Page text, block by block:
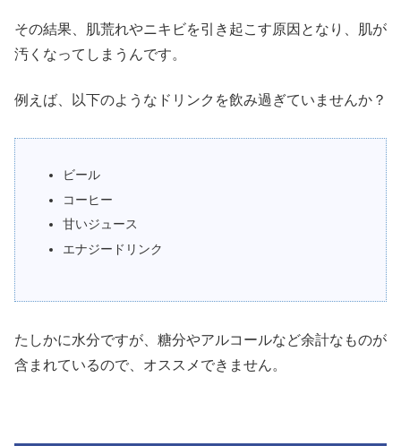
その結果、肌荒れやニキビを引き起こす原因となり、肌が
汚くなってしまうんです。
例えば、以下のようなドリンクを飲み過ぎていませんか？
ビール
コーヒー
甘いジュース
エナジードリンク
たしかに水分ですが、糖分やアルコールなど余計なものが
含まれているので、オススメできません。